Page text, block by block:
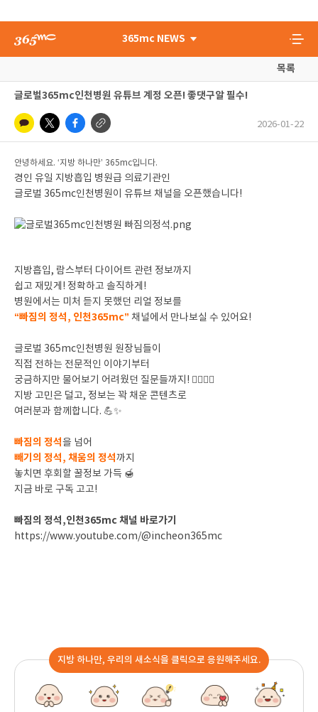
365mc NEWS
목록
글로벌365mc인천병원 유튜브 계정 오픈! 좋댓구알 필수!
2026-01-22
안녕하세요. ‘지방 하나만’ 365mc입니다.
경인 유일 지방흡입 병원급 의료기관인
글로벌 365mc인천병원이 유튜브 채널을 오픈했습니다!
지방흡입, 람스부터 다이어트 관련 정보까지
쉽고 재밌게! 정확하고 솔직하게!
병원에서는 미처 듣지 못했던 리얼 정보를
“빠짐의 정석, 인천365mc” 채널에서 만나보실 수 있어요!
글로벌 365mc인천병원 원장님들이
직접 전하는 전문적인 이야기부터
궁금하지만 물어보기 어려웠던 질문들까지! 🙋‍♀️🙋‍♂️
지방 고민은 덜고, 정보는 꽉 채운 콘텐츠로
여러분과 함께합니다. 💪✨
빠짐의 정석을 넘어
빼기의 정석, 채움의 정석까지
놓치면 후회할 꿀정보 가득 🍯
지금 바로 구독 고고!
빠짐의 정석,인천365mc 채널 바로가기
https://www.youtube.com/@incheon365mc
지방 하나만, 우리의 새소식을 클릭으로 응원해주세요.